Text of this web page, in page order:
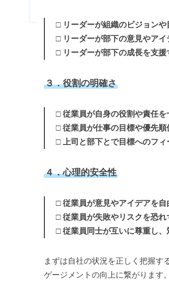
□ リーダーが組織のビジョン
□ リーダーが部下の意見やアイ
□ リーダーが部下の成長を支
３．役割の明確さ
□ 従業員が自身の役割や責任
□ 従業員が仕事の目標や優先
□ 上司と部下とで目標へのフ
４．心理的安全性
□ 従業員が意見やアイデアを
□ 従業員が失敗やリスクを恐れ
□ 従業員同士が互いに尊重し、
まずは自社の状況を正しく把握す
ゲージメントの向上に繋がります。